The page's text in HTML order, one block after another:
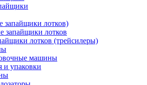
запайщики лотков)
запайщики лотков
лотков (трейсилеры)
машины
и упаковки